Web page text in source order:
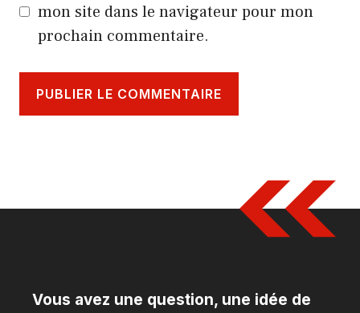
mon site dans le navigateur pour mon
prochain commentaire.
Vous avez une question, une idée de